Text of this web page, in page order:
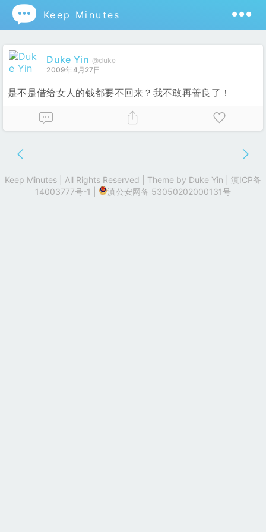
 Keep Minutes
Duke Yin @duke
2009年4月27日
是不是借给女人的钱都要不回来？我不敢再善良了！
Keep Minutes | All Rights Reserved | Theme by Duke Yin
滇ICP备
14003777号-1
滇公安网备 53050202000131号